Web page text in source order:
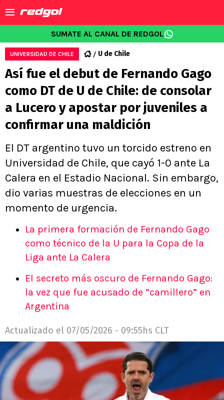
SUMATE AL CANAL DE REDGOL
UNIVERSIDAD DE CHILE U de Chile
Así fue el debut de Fernando Gago
como DT de U de Chile: de consolar
a Lucero y apostar por juveniles a
confirmar una maldición
El DT argentino tuvo un torcido estreno en
Universidad de Chile, que cayó 1-0 ante La
Calera en el Estadio Nacional. Sin embargo,
dio varias muestras de elecciones en un
momento de urgencia.
La primera formación de Fernando Gago
como técnico de la U para la Copa de la
Liga ante La Calera
El secreto más oscuro de Fernando Gago:
la vez que fue acusado de “camillero” en
Argentina
Actualizado el 07/05/2026 - 09:55hs CLT